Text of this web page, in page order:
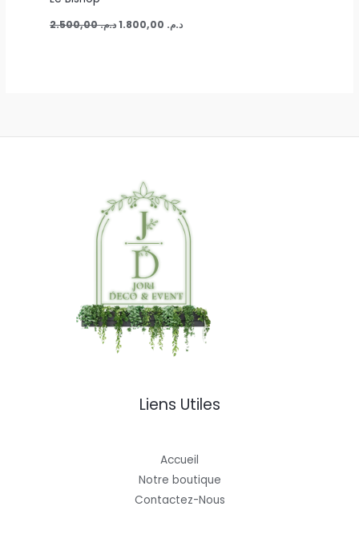
د.م.2.500,00 د.م.
Liens Utiles
Accueil
Notre boutique
Contactez-Nous